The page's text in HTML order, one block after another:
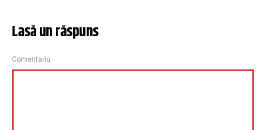
Lasă un răspuns
Comentariu